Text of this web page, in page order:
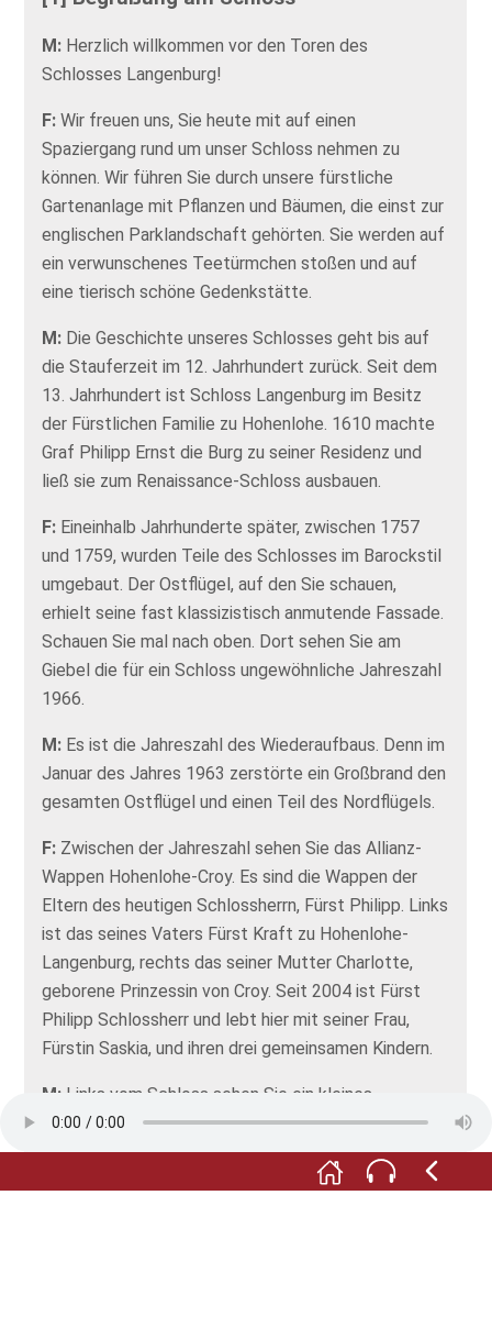
M: Herzlich willkommen vor den Toren des
Schlosses Langenburg!
F: Wir freuen uns, Sie heute mit auf einen
Spaziergang rund um unser Schloss nehmen zu
können. Wir führen Sie durch unsere fürstliche
Gartenanlage mit Pflanzen und Bäumen, die einst zur
englischen Parklandschaft gehörten. Sie werden auf
ein verwunschenes Teetürmchen stoßen und auf
eine tierisch schöne Gedenkstätte.
M: Die Geschichte unseres Schlosses geht bis auf
die Stauferzeit im 12. Jahrhundert zurück. Seit dem
13. Jahrhundert ist Schloss Langenburg im Besitz
der Fürstlichen Familie zu Hohenlohe. 1610 machte
Graf Philipp Ernst die Burg zu seiner Residenz und
ließ sie zum Renaissance-Schloss ausbauen.
F: Eineinhalb Jahrhunderte später, zwischen 1757
und 1759, wurden Teile des Schlosses im Barockstil
umgebaut. Der Ostflügel, auf den Sie schauen,
erhielt seine fast klassizistisch anmutende Fassade.
Schauen Sie mal nach oben. Dort sehen Sie am
Giebel die für ein Schloss ungewöhnliche Jahreszahl
1966.
M: Es ist die Jahreszahl des Wiederaufbaus. Denn im
Januar des Jahres 1963 zerstörte ein Großbrand den
gesamten Ostflügel und einen Teil des Nordflügels.
F: Zwischen der Jahreszahl sehen Sie das Allianz-
Wappen Hohenlohe-Croy. Es sind die Wappen der
Eltern des heutigen Schlossherrn, Fürst Philipp. Links
ist das seines Vaters Fürst Kraft zu Hohenlohe-
Langenburg, rechts das seiner Mutter Charlotte,
geborene Prinzessin von Croy. Seit 2004 ist Fürst
Philipp Schlossherr und lebt hier mit seiner Frau,
Fürstin Saskia, und ihren drei gemeinsamen Kindern.
M: Links vom Schloss sehen Sie ein kleines
verwunschenes Türmchen. Es wurde im 19.
Jahrhundert aus der Mitgift von Prinzessin Feodora
zu Leiningen errichtet, die nach Langenburg